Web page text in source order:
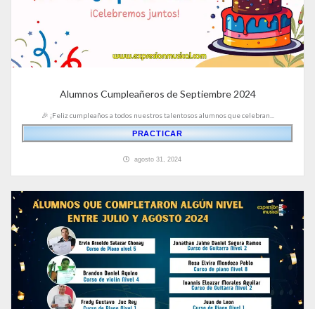
Alumnos Cumpleañeros de Septiembre 2024
🎉 ¡Feliz cumpleaños a todos nuestros talentosos alumnos que celebran...
PRACTICAR
agosto 31, 2024